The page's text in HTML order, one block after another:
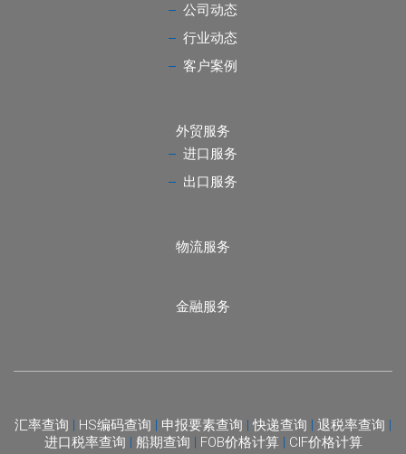
公司动态
行业动态
客户案例
外贸服务
进口服务
出口服务
物流服务
金融服务
汇率查询 | HS编码查询 | 申报要素查询 |快递查询 | 退税率查询 |
进口税率查询 | 船期查询 | FOB价格计算| CIF价格计算